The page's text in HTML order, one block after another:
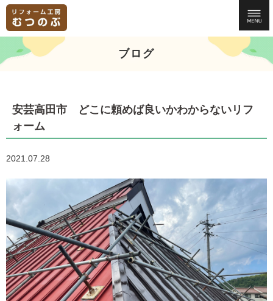
ブログ
安芸高田市 どこに頼めば良いかわからないリフ
ォーム
2021.07.28